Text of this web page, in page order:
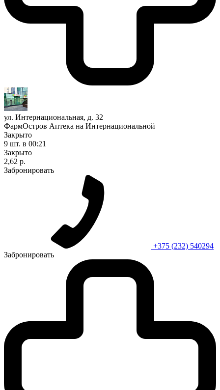
ул. Интернациональная, д. 32
ФармОстров Аптека на Интернациональной
Закрыто
9 шт. в 00:21
Закрыто
2,62 р.
Забронировать
+375 (232) 540294
Забронировать